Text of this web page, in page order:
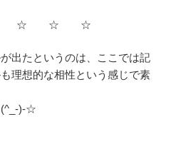
☆ ☆ ☆
出たというのは、ここでは記
理想的な相性という感じで素
(^_-)-☆